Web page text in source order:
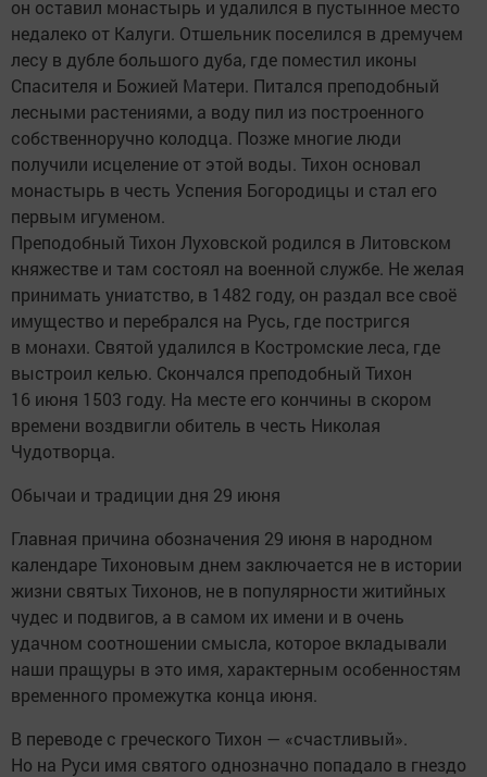
он оставил монастырь и удалился в пустынное место
недалеко от Калуги. Отшельник поселился в дремучем
лесу в дубле большого дуба, где поместил иконы
Спасителя и Божией Матери. Питался преподобный
лесными растениями, а воду пил из построенного
собственноручно колодца. Позже многие люди
получили исцеление от этой воды. Тихон основал
монастырь в честь Успения Богородицы и стал его
первым игуменом.
Преподобный Тихон Луховской родился в Литовском
княжестве и там состоял на военной службе. Не желая
принимать униатство, в 1482 году, он раздал все своё
имущество и перебрался на Русь, где постригся
в монахи. Святой удалился в Костромские леса, где
выстроил келью. Скончался преподобный Тихон
16 июня 1503 году. На месте его кончины в скором
времени воздвигли обитель в честь Николая
Чудотворца.
Обычаи и традиции дня 29 июня
Главная причина обозначения 29 июня в народном
календаре Тихоновым днем заключается не в истории
жизни святых Тихонов, не в популярности житийных
чудес и подвигов, а в самом их имени и в очень
удачном соотношении смысла, которое вкладывали
наши пращуры в это имя, характерным особенностям
временного промежутка конца июня.
В переводе с греческого Тихон — «счастливый».
Но на Руси имя святого однозначно попадало в гнездо